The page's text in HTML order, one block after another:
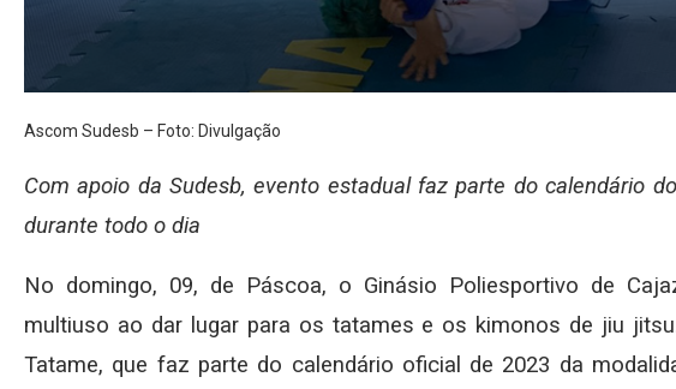
Ascom Sudesb – Foto: Divulgação
Com apoio da Sudesb, evento estadual faz parte do calendário
durante todo o dia
No domingo, 09, de Páscoa, o Ginásio Poliesportivo de
multiuso ao dar lugar para os tatames e os kimonos de jiu
Tatame, que faz parte do calendário oficial de 2023 da